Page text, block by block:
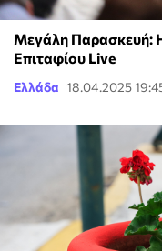
Μεγάλη Παρασκευή:
Επιταφίου Live
Ελλάδα 18.04.2025